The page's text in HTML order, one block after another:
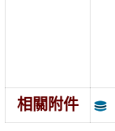
相關附件